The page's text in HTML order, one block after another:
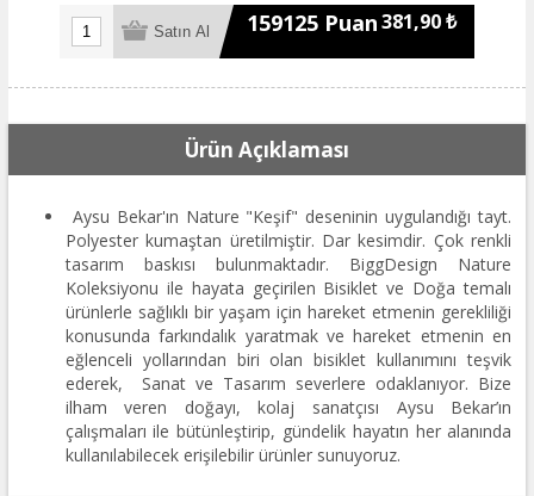
159125 Puan381,90 ₺
Ürün Açıklaması
Aysu Bekar'ın Nature "Keşif" deseninin uygulandığı tayt.
Polyester kumaştan üretilmiştir. Dar kesimdir. Çok renkli
tasarım baskısı bulunmaktadır. BiggDesign Nature
Koleksiyonu ile hayata geçirilen Bisiklet ve Doğa temalı
ürünlerle sağlıklı bir yaşam için hareket etmenin gerekliliği
konusunda farkındalık yaratmak ve hareket etmenin en
eğlenceli yollarından biri olan bisiklet kullanımını teşvik
ederek, Sanat ve Tasarım severlere odaklanıyor. Bize
ilham veren doğayı, kolaj sanatçısı Aysu Bekar’ın
çalışmaları ile bütünleştirip, gündelik hayatın her alanında
kullanılabilecek erişilebilir ürünler sunuyoruz.